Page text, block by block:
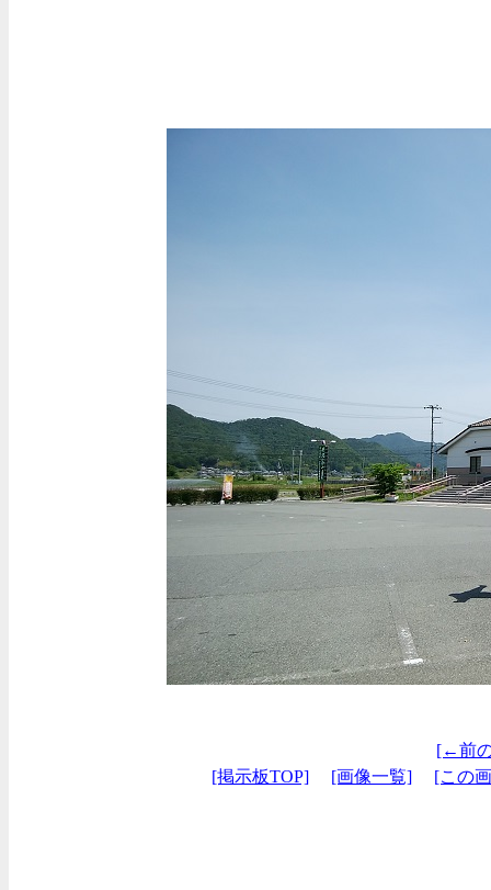
[←前
[掲示板TOP]
[画像一覧] [この